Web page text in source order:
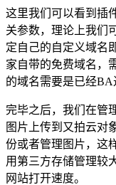
这里我们可以看到插
关参数，理论上我们
定自己的自定义域名
家自带的免费域名，
的域名需要是已经BA
完毕之后，我们在管
图片上传到又拍云对
份或者管理图片，这
用第三方存储管理较
网站打开速度。